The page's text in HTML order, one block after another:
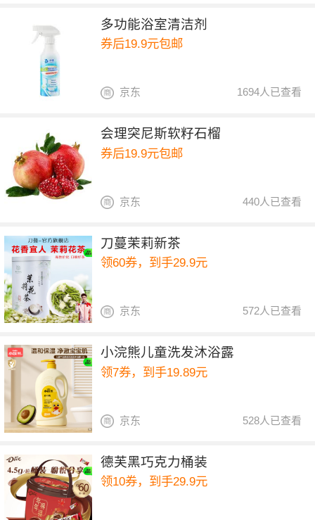
多功能浴室清洁剂
券后19.9元包邮
1694人已查看
京东
会理突尼斯软籽石榴
券后19.9元包邮
440人已查看
京东
刀蔓茉莉新茶
领60券，到手29.9元
572人已查看
京东
小浣熊儿童洗发沐浴露
领7券，到手19.89元
528人已查看
京东
德芙黑巧克力桶装
领10券，到手29.9元